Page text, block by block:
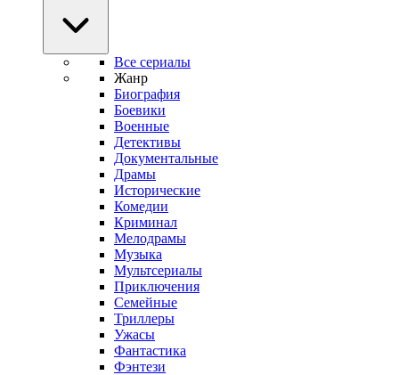
Все сериалы
Жанр
Биография
Боевики
Военные
Детективы
Документальные
Драмы
Исторические
Комедии
Криминал
Мелодрамы
Музыка
Мультсериалы
Приключения
Семейные
Триллеры
Ужасы
Фантастика
Фэнтези